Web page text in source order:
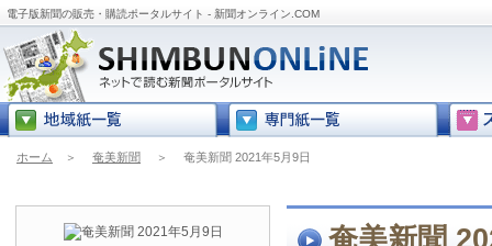
電子版新聞の販売・購読ポータルサイト - 新聞オンライン.COM
ホーム ＞ 奄美新聞 ＞ 奄美新聞 2021年5月9日
奄美新聞